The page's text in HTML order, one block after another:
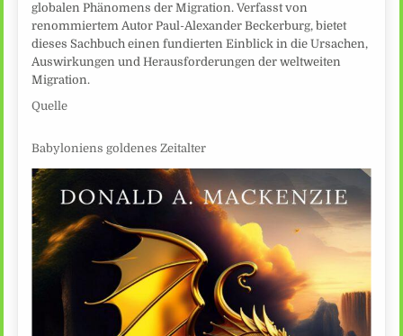
globalen Phänomens der Migration. Verfasst von
renommiertem Autor Paul-Alexander Beckerburg, bietet
dieses Sachbuch einen fundierten Einblick in die Ursachen,
Auswirkungen und Herausforderungen der weltweiten
Migration.
Quelle
Babyloniens goldenes Zeitalter